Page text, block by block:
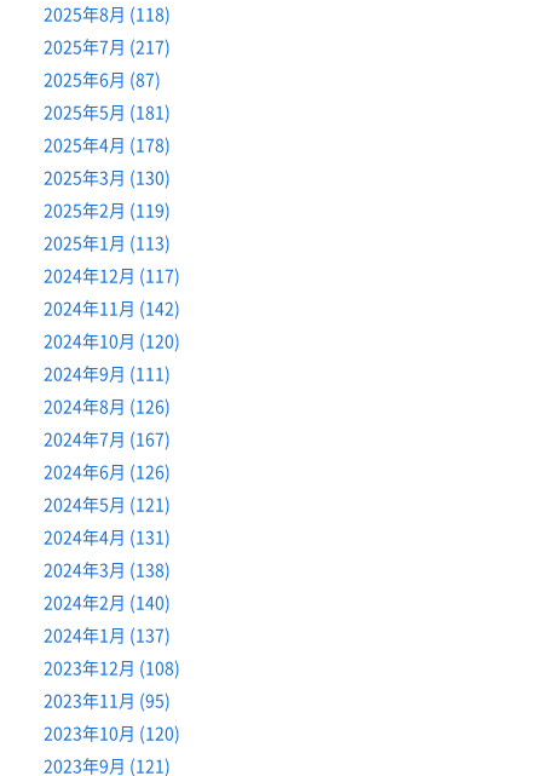
2025年8月 (118)
2025年7月 (217)
2025年6月 (87)
2025年5月 (181)
2025年4月 (178)
2025年3月 (130)
2025年2月 (119)
2025年1月 (113)
2024年12月 (117)
2024年11月 (142)
2024年10月 (120)
2024年9月 (111)
2024年8月 (126)
2024年7月 (167)
2024年6月 (126)
2024年5月 (121)
2024年4月 (131)
2024年3月 (138)
2024年2月 (140)
2024年1月 (137)
2023年12月 (108)
2023年11月 (95)
2023年10月 (120)
2023年9月 (121)